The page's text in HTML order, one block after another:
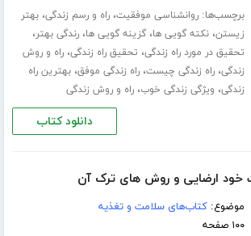
برچسب‌ها:روانشناسی موفقیت،راه و رسم زندگی،بهتر
زیستن،نکته گویی ها،گزینه گویی ها،رندگی بهتر،
تحقیق در مورد راه زندگی، تحقیق راه زندگی،راه و روش
زندگی،راه زندگی چیست،راه زندگی موفق،بهترین راه
زندگی، ویژگی زندگی خوب،راه و روش زندگی
دانلود کتاب
خود ارضایی و روش های ترک آن
موضوع:کتاب‌های سلامت و تغذیه
۱۰۰ صفحه